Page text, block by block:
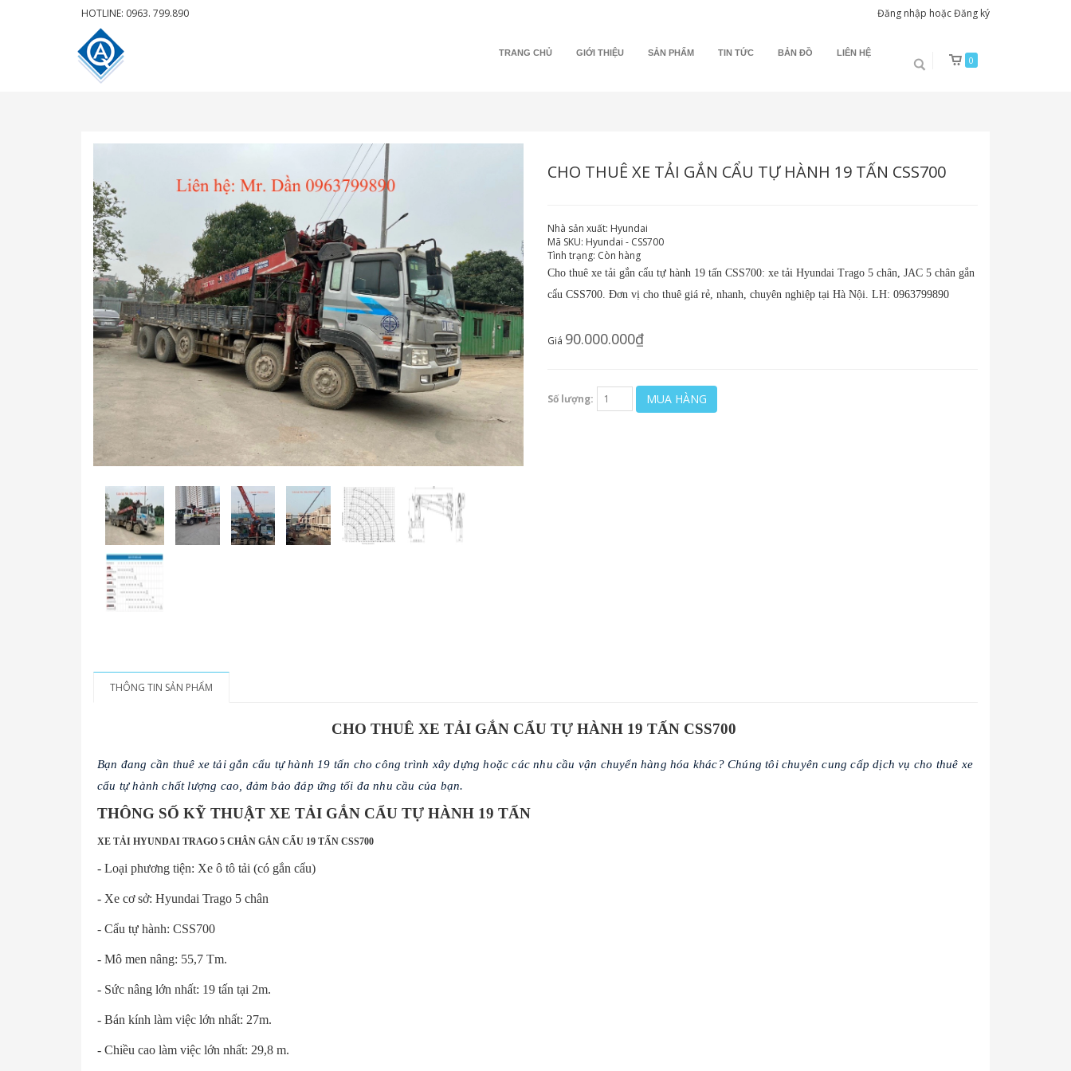
HOTLINE: 0963. 799.890 Đăng nhập hoặcĐăng ký
TRANG CHỦ GIỚI THIỆU SẢN PHẨM TIN TỨC BẢN ĐỒ LIÊN HỆ
0
CHO THUÊ XE TẢI GẮN CẨU TỰ HÀNH 19 TẤN CSS700
Nhà sản xuất: Hyundai
Mã SKU: Hyundai - CSS700
Tình trạng: Còn hàng
Cho thuê xe tải gắn cẩu tự hành 19 tấn CSS700: xe tải Hyundai Trago 5 chân, JAC 5 chân gắn
cẩu CSS700. Đơn vị cho thuê giá rẻ, nhanh, chuyên nghiệp tại Hà Nội. LH: 0963799890
Giá 90.000.000₫
Số lượng: MUA HÀNG
THÔNG TIN SẢN PHẨM
CHO THUÊ XE TẢI GẮN CẨU TỰ HÀNH 19 TẤN CSS700
Bạn đang cần thuê xe tải gắn cẩu tự hành 19 tấn cho công trình xây dựng hoặc các nhu cầu vận chuyển hàng hóa khác? Chúng tôi chuyên cung cấp dịch vụ cho thuê xe
cẩu tự hành chất lượng cao, đảm bảo đáp ứng tối đa nhu cầu của bạn.
THÔNG SỐ KỸ THUẬT XE TẢI GẮN CẨU TỰ HÀNH 19 TẤN
XE TẢI HYUNDAI TRAGO 5 CHÂN GẮN CẨU 19 TẤN CSS700
- Loại phương tiện: Xe ô tô tải (có gắn cẩu)
- Xe cơ sở: Hyundai Trago 5 chân
- Cẩu tự hành: CSS700
- Mô men nâng: 55,7 Tm.
- Sức nâng lớn nhất: 19 tấn tại 2m.
- Bán kính làm việc lớn nhất: 27m.
- Chiều cao làm việc lớn nhất: 29,8 m.